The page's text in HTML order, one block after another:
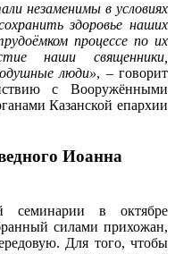
незаменимы в условиях
здоровье наших
процессе по их
наши священники,
люди», – говорит
с Вооружёнными
Казанской епархии
Иоанна
семинарии в октябре
силами прихожан,
Для того, чтобы